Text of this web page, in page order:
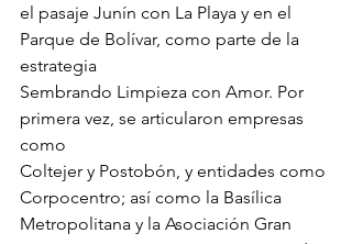
el pasaje Junín con La Playa y en el
Parque de Bolívar, como parte de la
estrategia
Sembrando Limpieza con Amor. Por
primera vez, se articularon empresas
como
Coltejer y Postobón, y entidades como
Corpocentro; así como la Basílica
Metropolitana y la Asociación Gran